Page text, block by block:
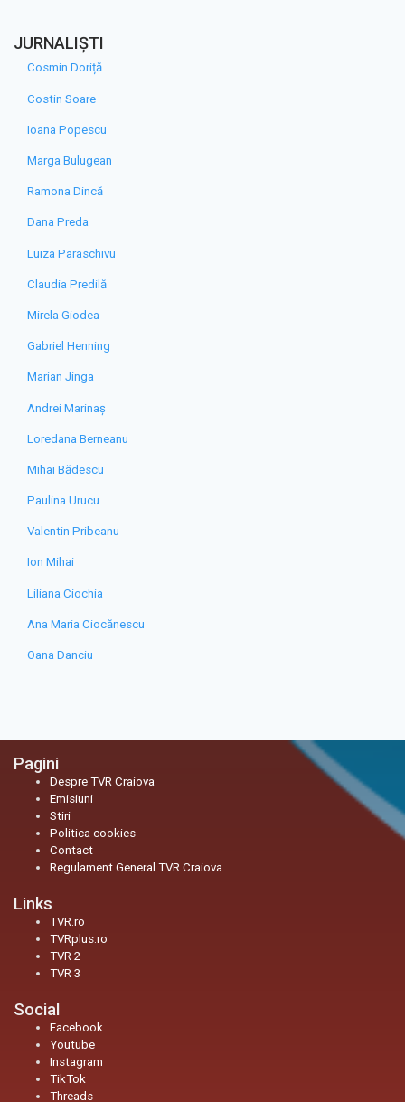
JURNALIȘTI
Cosmin Doriță
Costin Soare
Ioana Popescu
Marga Bulugean
Ramona Dincă
Dana Preda
Luiza Paraschivu
Claudia Predilă
Mirela Giodea
Gabriel Henning
Marian Jinga
Andrei Marinaș
Loredana Berneanu
Mihai Bădescu
Paulina Urucu
Valentin Pribeanu
Ion Mihai
Liliana Ciochia
Ana Maria Ciocănescu
Oana Danciu
Pagini
Despre TVR Craiova
Emisiuni
Stiri
Politica cookies
Contact
Regulament General TVR Craiova
Links
TVR.ro
TVRplus.ro
TVR 2
TVR 3
Social
Facebook
Youtube
Instagram
TikTok
Threads